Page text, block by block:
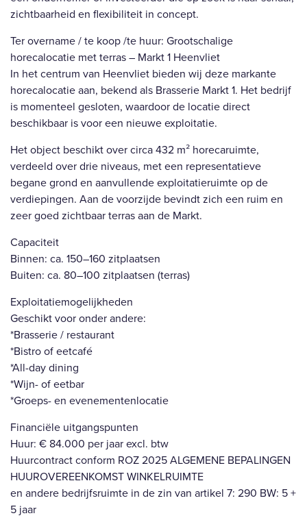
zichtbaarheid en flexibiliteit in concept.
Ter overname / te koop /te huur: Grootschalige
horecalocatie met terras – Markt 1 Heenvliet
In het centrum van Heenvliet bieden wij deze markante
horecalocatie aan, bekend als Brasserie Markt 1. Het bedrijf
is momenteel gesloten, waardoor de locatie direct
beschikbaar is voor een nieuwe exploitatie.
Het object beschikt over circa 432 m² horecaruimte,
verdeeld over drie niveaus, met een representatieve
begane grond en aanvullende exploitatieruimte op de
verdiepingen. Aan de voorzijde bevindt zich een ruim en
zeer goed zichtbaar terras aan de Markt.
Capaciteit
Binnen: ca. 150–160 zitplaatsen
Buiten: ca. 80–100 zitplaatsen (terras)
Exploitatiemogelijkheden
Geschikt voor onder andere:
*Brasserie / restaurant
*Bistro of eetcafé
*All-day dining
*Wijn- of eetbar
*Groeps- en evenementenlocatie
Financiële uitgangspunten
Huur: € 84.000 per jaar excl. btw
Huurcontract conform ROZ 2025 ALGEMENE BEPALINGEN
HUUROVEREENKOMST WINKELRUIMTE
en andere bedrijfsruimte in de zin van artikel 7: 290 BW: 5 +
5 jaar